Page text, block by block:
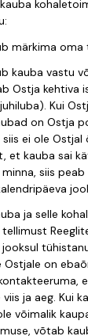
märkima oma
kauba vastu
Ostja kehtiva
Kui
on Ostja
ei ole Ostjal
et kauba sai
siis
ja selle
on
ja aeg. Kui
võimalik
võtab